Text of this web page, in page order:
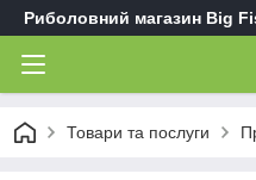
Риболовний магазин Big
Товари та послуги